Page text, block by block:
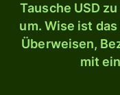
Tausche USD
um. Wise ist
Überweisen,
mit